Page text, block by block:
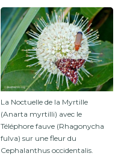
La Noctuelle de la Myrtille
(Anarta myrtilli) avec le
Téléphore fauve (Rhagonycha
fulva) sur une fleur du
Cephalanthus occidentalis.